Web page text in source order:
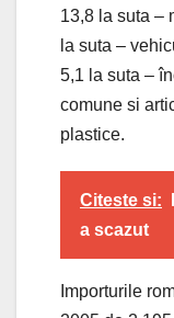
13,8 la suta –
la suta –
5,1 la suta –
comune si
plastice.
Citeste si:
a scazut
Importurile